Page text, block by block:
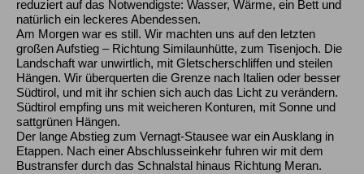
reduziert auf das Notwendigste: Wasser, Wärme, ein Bett und
natürlich ein leckeres Abendessen.
Am Morgen war es still. Wir machten uns auf den letzten
großen Aufstieg – Richtung Similaunhütte, zum Tisenjoch. Die
Landschaft war unwirtlich, mit Gletscherschliffen und steilen
Hängen. Wir überquerten die Grenze nach Italien oder besser
Südtirol, und mit ihr schien sich auch das Licht zu verändern.
Südtirol empfing uns mit weicheren Konturen, mit Sonne und
sattgrünen Hängen.
Der lange Abstieg zum Vernagt-Stausee war ein Ausklang in
Etappen. Nach einer Abschlusseinkehr fuhren wir mit dem
Bustransfer durch das Schnalstal hinaus Richtung Meran.